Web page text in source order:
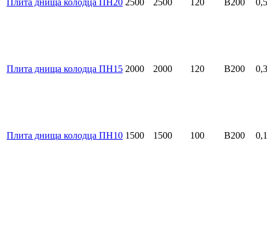
Плита днища колодца ПН20 2500 2500 120 B200
Плита днища колодца ПН15 2000 2000 120 B200
Плита днища колодца ПН10 1500 1500 100 B200